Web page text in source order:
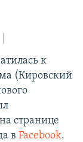
к
(Кировский
странице
в Facebook.